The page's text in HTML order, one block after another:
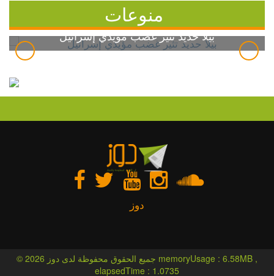
منوعات
بيلا حديد تثير غضب مؤيدي إسرائيل
دوز
© 2026 جميع الحقوق محفوظة لدى دوز memoryUsage : 6.58MB ,
elapsedTime : 1.0735